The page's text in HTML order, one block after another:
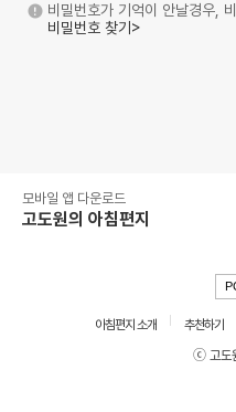
비밀번호가 기억이 안날경우,
비밀번호 찾기>
모바일 앱 다운로드
고도원의 아침편지
아침편지 소개 추천하기
ⓒ 고도